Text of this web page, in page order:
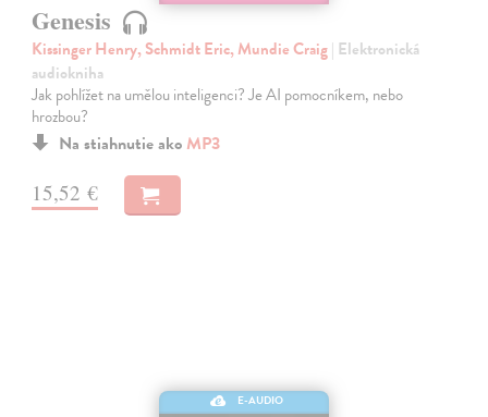
Genesis
Kissinger Henry, Schmidt Eric, Mundie Craig| Elektronická
audiokniha
Jak pohlížet na umělou inteligenci? Je AI pomocníkem, nebo
hrozbou?
Na stiahnutie ako MP3
15,52 €
E-AUDIO